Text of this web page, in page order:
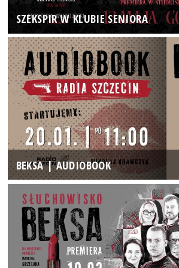
SZEKSPIR W KLUBIE SENIORA
BEKSA | AUDIOBOOK